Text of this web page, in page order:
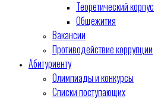
Теоретический корпус
Общежития
Вакансии
Противодействие коррупции
Абитуриенту
Олимпиады и конкурсы
Списки поступающих